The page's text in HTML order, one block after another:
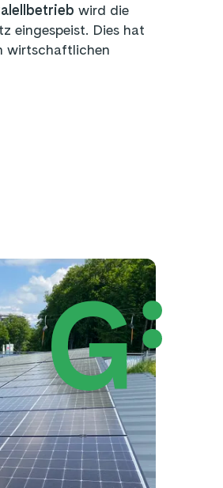
wird die
eingespeist. Dies hat
wirtschaftlichen